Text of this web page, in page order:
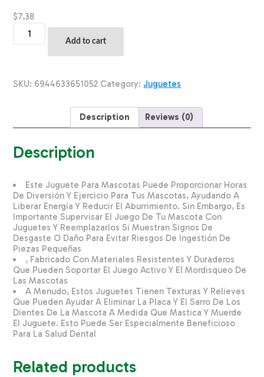
$7,38
Para
SOLEIL
Add to cart
SKU: 6944633651052 Category: Juguetes
Description Reviews (0)
Description
Este Juguete Para Mascotas Puede Proporcionar Horas
De Diversión Y Ejercicio Para Tus Mascotas, Ayudando A
Liberar Energía Y Reducir El Aburrimiento. Sin Embargo, Es
Importante Supervisar El Juego De Tu Mascota Con
Juguetes Y Reemplazarlos Si Muestran Signos De
Desgaste O Daño Para Evitar Riesgos De Ingestión De
Piezas Pequeñas
, Fabricado Con Materiales Resistentes Y Duraderos
Que Pueden Soportar El Juego Activo Y El Mordisqueo De
Las Mascotas
A Menudo, Estos Juguetes Tienen Texturas Y Relieves
Que Pueden Ayudar A Eliminar La Placa Y El Sarro De Los
Dientes De La Mascota A Medida Que Mastica Y Muerde
El Juguete. Esto Puede Ser Especialmente Beneficioso
Para La Salud Dental
Related products